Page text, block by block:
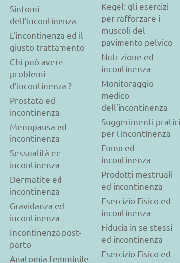
Sintomi
dell’incontinenza
L’incontinenza ed il
giusto trattamento
Chi può avere
problemi
d’incontinenza ?
Prostata ed
incontinenza
Menopausa ed
incontinenza
Sessualità ed
incontinenza
Dermatite ed
incontinenza
Gravidanza ed
incontinenza
Incontinenza post-
parto
Anatomia femminile
Kegel: gli esercizi
per rafforzare i
muscoli del
pavimento pelvico
Nutrizione ed
incontinenza
Monitoraggio
medico
dell’incontinenza
Suggerimenti pratici
per l’incontinenza
Fumo ed
incontinenza
Prodotti mestruali
ed incontinenza
Esercizio Fisico ed
incontinenza
Fiducia in se stessi
ed incontinenza
Esercizio Fisico ed